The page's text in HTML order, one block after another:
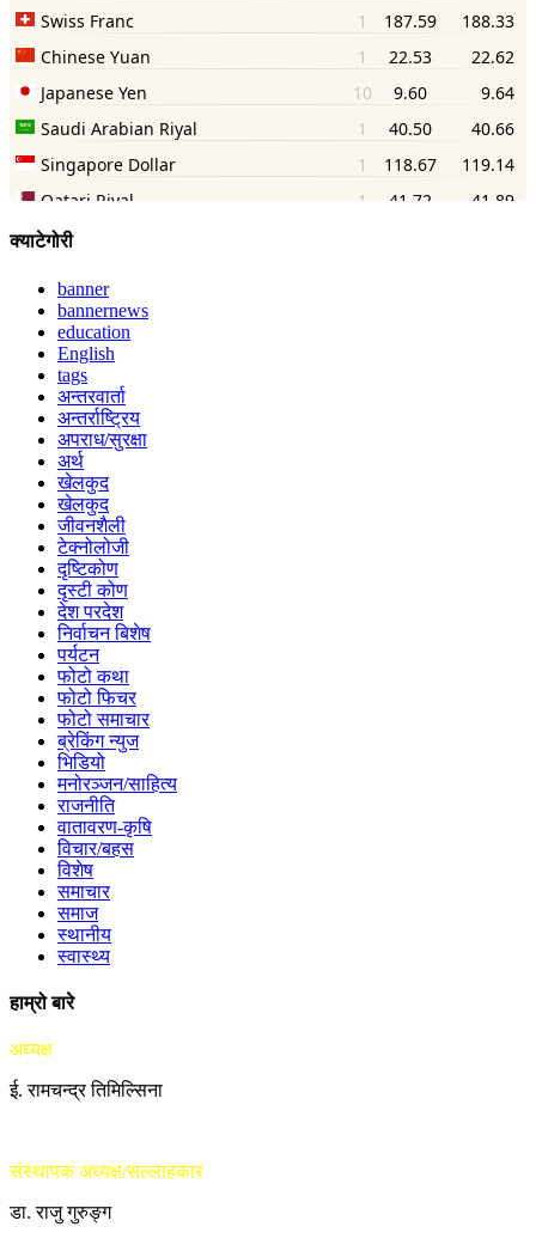
क्याटेगोरी
banner
bannernews
education
English
tags
अन्तरवार्ता
अन्तर्राष्ट्रिय
अपराध/सुरक्षा
अर्थ
खेलकुद
खेलकुद
जीवनशैली
टेक्नोलोजी
दृष्टिकोण
दृस्टी कोण
देश परदेश
निर्वाचन बिशेष
पर्यटन
फोटो कथा
फोटो फिचर
फोटो समाचार
ब्रेकिंग न्युज
भिडियो
मनोरञ्जन/साहित्य
राजनीति
वातावरण-कृषि
विचार/बहस
विशेष
समाचार
समाज
स्थानीय
स्वास्थ्य
हाम्रो बारे
अध्यक्ष
ई. रामचन्द्र तिमिल्सिना
संस्थापक अध्यक्ष/सल्लाहकार
डा. राजु गुरुङ्ग